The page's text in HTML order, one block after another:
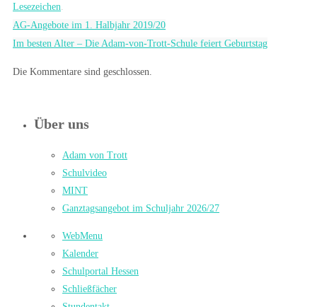
Lesezeichen
AG-Angebote im 1. Halbjahr 2019/20
Im besten Alter – Die Adam-von-Trott-Schule feiert Geburtstag
Die Kommentare sind geschlossen.
Über uns
Adam von Trott
Schulvideo
MINT
Ganztagsangebot im Schuljahr 2026/27
WebMenu
Kalender
Schulportal Hessen
Schließfächer